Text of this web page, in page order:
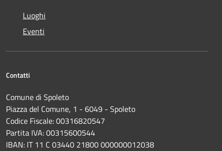
Luoghi
Eventi
Contatti
Comune di Spoleto
Piazza del Comune, 1 - 6049 - Spoleto
Codice Fiscale: 00316820547
Partita IVA: 00315600544
IBAN: IT 11 C 03440 21800 000000012038